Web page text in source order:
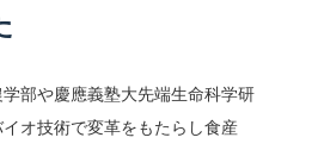
教育関連
部や慶應義塾大先端生命科学研
オ技術で変革をもたらし食産